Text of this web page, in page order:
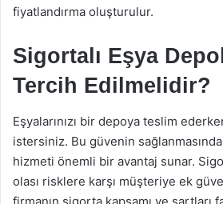
fiyatlandırma oluşturulur.
Sigortalı Eşya
Tercih Edilmelidir?
Eşyalarınızı bir depoya teslim
istersiniz. Bu güvenin
hizmeti önemli bir avantaj sunar.
olası risklere karşı müşteriye ek